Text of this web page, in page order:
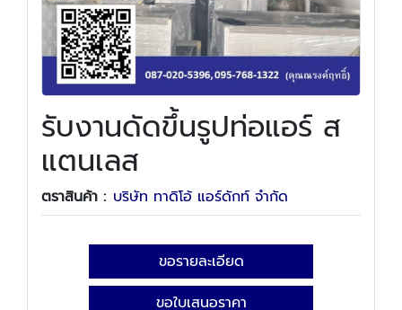
รับงานดัดขึ้นรูปท่อแอร์ ส
แตนเลส
ตราสินค้า : บริษัท ทาดิโอ้ แอร์ดักท์ จำกัด
ขอรายละเอียด
ขอใบเสนอราคา